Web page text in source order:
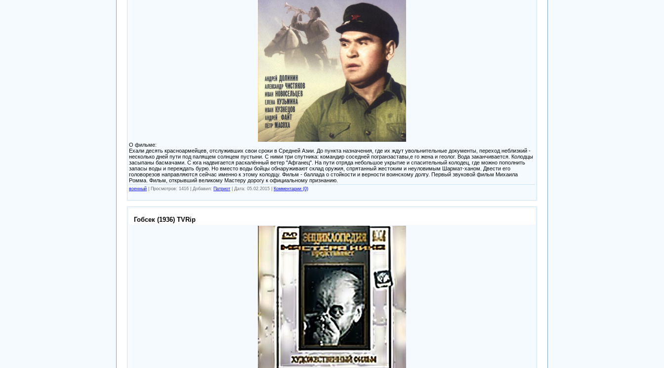
О фильме:
Ехали десять красноармейцев, отслуживших свои сроки в Средней Азии. До пункта назначения, где их ждут увольнительные документы, переход неблизкий -
несколько дней пути под палящем солнцем пустыни. С ними три спутника: командир соседней погранзаставы,е го жена и геолог. Вода заканчивается. Колодцы
засыпаны басмачами. С юга надвигается раскалённый ветер "Афганец". На пути отряда небольшое укрытие и спасительный колодец, где можно пополнить
запасы воды и переждать бурю. Но вместо воды бойцы обнаруживают склад оружия, спрятанный жестоким и неуловимым Шармат-ханом. Двести его
головорезов направляются сейчас именно к этому колодцу. Фильм - баллада о стойкости и верности воинскому долгу. Первый звуковой фильм Михаила
Ромма. Фильм, открывший великому Мастеру дорогу к официальному признанию.
военный Просмотров: 1416 | Добавил: Патриот Дата: 05.02.2015 Комментарии (0)
Гобсек (1936) TVRip